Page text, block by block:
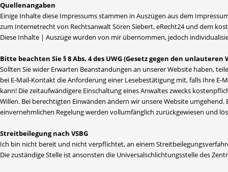
Quellenangaben
Einige Inhalte diese Impressums stammen in Auszügen aus dem
zum Internetrecht von Rechtsanwalt Sören Siebert, eRecht24 und dem
Diese Inhalte | Auszüge wurden von mir übernommen, jedoch
Bitte beachten Sie § 8 Abs. 4 des UWG (Gesetz gegen den
Sollten Sie wider Erwarten Beanstandungen an unserer Website haben,
bei E-Mail-Kontakt die Anforderung einer Lesebestätigung mit, falls Ihre
kann! Die zeitaufwändigere Einschaltung eines Anwaltes zwecks
Willen. Bei berechtigten Einwänden ändern wir unsere Website
einvernehmlichen Regelung werden vollumfänglich zurückgewiesen und
Streitbeilegung nach VSBG
Ich bin nicht bereit und nicht verpflichtet, an einem
Die zuständige Stelle ist ansonsten die Universalschlichtungsstelle des